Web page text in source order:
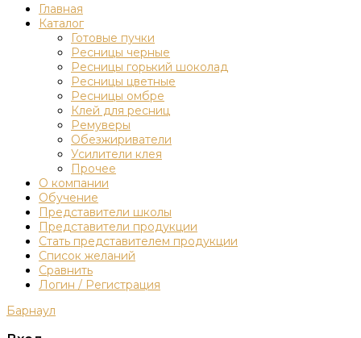
Главная
Каталог
Готовые пучки
Ресницы черные
Ресницы горький шоколад
Ресницы цветные
Ресницы омбре
Клей для ресниц
Ремуверы
Обезжириватели
Усилители клея
Прочее
О компании
Обучение
Представители школы
Представители продукции
Стать представителем продукции
Список желаний
Сравнить
Логин / Регистрация
Барнаул